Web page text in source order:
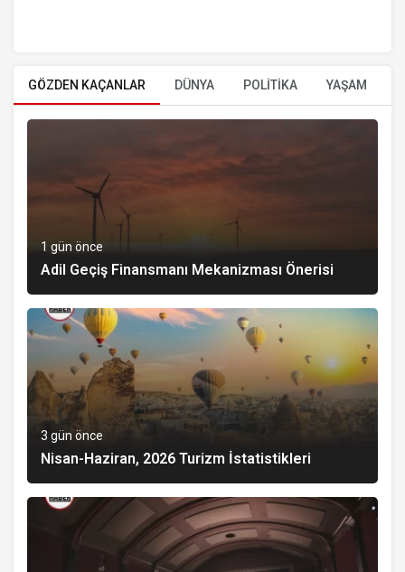
GÖZDEN KAÇANLAR DÜNYA POLİTİKA YAŞAM
1 gün önce
Adil Geçiş Finansmanı Mekanizması Önerisi
3 gün önce
Nisan-Haziran, 2026 Turizm İstatistikleri